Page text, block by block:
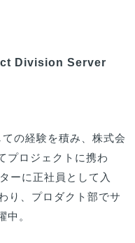
Division Server
の経験を積み、株式会
プロジェクトに携わ
ーに正社員として入
り、プロダクト部でサ
中。